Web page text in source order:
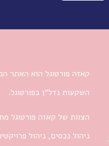
קאזה פורטוגל הוא האתר
השקעות נדל”ן בפורטוגל.
הצוות של קאזה פורטוגל
ניהול נכסים, ניהול